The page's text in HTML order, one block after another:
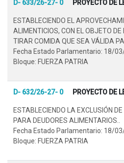
D- 633/26-27- 0 PROYECTO DE
ESTABLECIENDO EL
ALIMENTICIOS, CON EL OBJETO DE
TIRAR COMIDA QUE SEA VÁLIDA
Fecha Estado Parlamentario: 18/
Bloque: FUERZA PATRIA
D- 632/26-27- 0 PROYECTO DE
ESTABLECIENDO LA EXCLUSIÓN
PARA DEUDORES ALIMENTARIOS..
Fecha Estado Parlamentario: 18/
Bloque: FUERZA PATRIA